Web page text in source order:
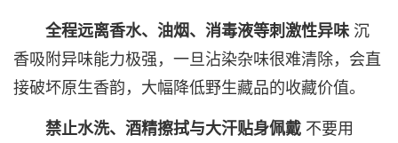
全程远离香水、油烟、消毒液等刺激性异味 沉
香吸附异味能力极强，一旦沾染杂味很难清除，会直
接破坏原生香韵，大幅降低野生藏品的收藏价值。
禁止水洗、酒精擦拭与大汗贴身佩戴 不要用